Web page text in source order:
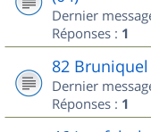
Dernier
Réponses : 1
82 Bruniquel
Dernier
Réponses : 1